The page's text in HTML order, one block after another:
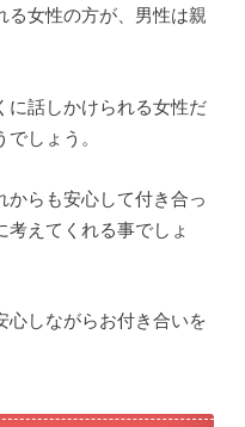
る女性の方が、男性は親
に話しかけられる女性だ
しょう。
からも安心して付き合っ
えてくれる事でしょ
心しながらお付き合いを